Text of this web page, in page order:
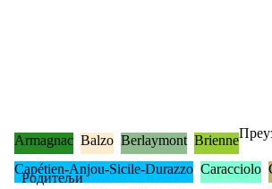
Родитељи
Armagnac Balzo Berlaymont Brienne
Capétien-Anjou-Sicile-Durazzo Caracciolo